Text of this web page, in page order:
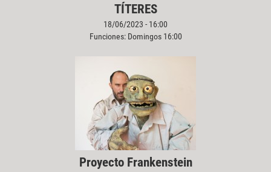
TÍTERES
18/06/2023 - 16:00
Funciones: Domingos 16:00
Proyecto Frankenstein